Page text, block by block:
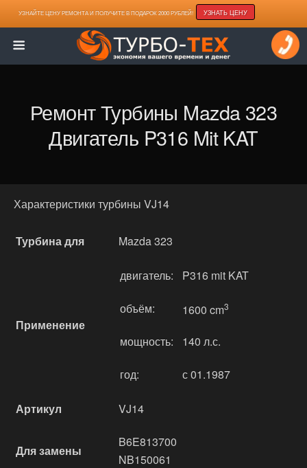
УЗНАЙТЕ ЦЕНУ РЕМОНТА И ПОЛУЧИТЕ В ПОДАРОК 2000 РУБЛЕЙ! УЗНАТЬ ЦЕНУ
Ремонт Турбины Mazda 323
Двигатель P316 Mit KAT
Характеристики турбины VJ14
Турбина для Mazda 323
Применение
двигатель: P316 mit KAT
объём: 1600 cm3
мощность: 140 л.с.
год: с 01.1987
Артикул VJ14
Для замены
B6E813700
NB150061